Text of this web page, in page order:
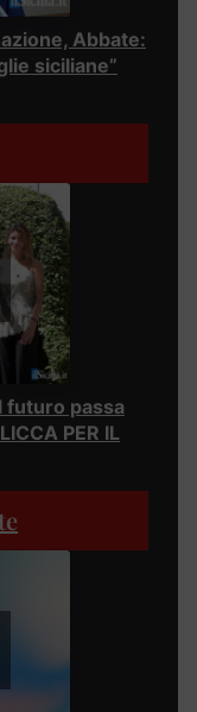
Abbate:
siciliane”
futuro passa
PER IL